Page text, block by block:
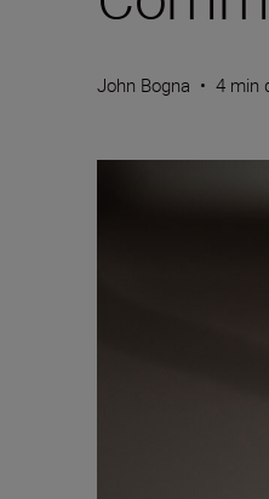
John Bogna • 4 min